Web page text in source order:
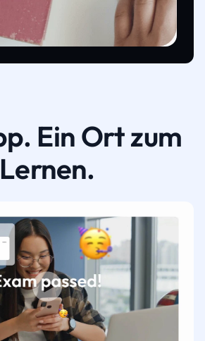
Ein Ort zum
Lernen.